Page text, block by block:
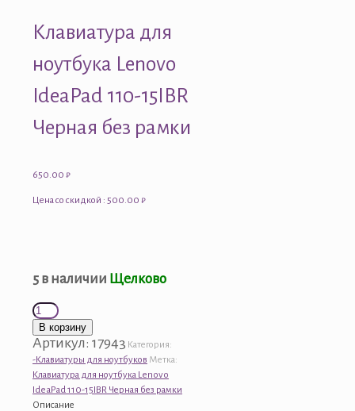
Клавиатура для
ноутбука Lenovo
IdeaPad 110-15IBR
Черная без рамки
650.00 ₽
Цена со скидкой : 500.00 ₽
5 в наличии Щелково
Количество
товара
Клавиатура
для
ноутбука
Lenovo
IdeaPad
В корзину
Артикул: 17943 Категория:
-Клавиатуры для ноутбуков Метка:
Клавиатура для ноутбука Lenovo
IdeaPad 110-15IBR Черная без рамки
Описание